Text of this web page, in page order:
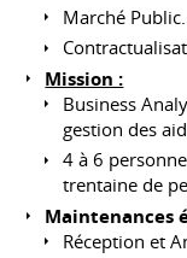
Marché Public.
Mission :
Business
gestion des
4 à 6
trentaine de
Maintenances
Réception et